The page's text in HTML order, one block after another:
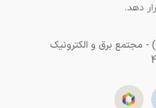
دهد.
مجتمع برق و الکترونیک